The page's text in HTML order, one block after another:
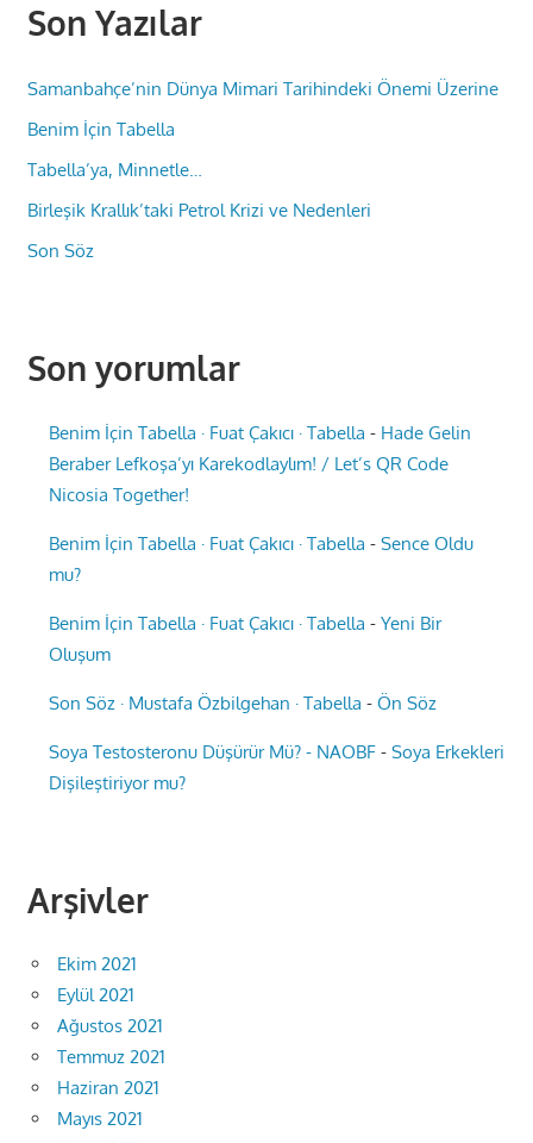
Son Yazılar
Samanbahçe’nin Dünya Mimari Tarihindeki Önemi Üzerine
Benim İçin Tabella
Tabella’ya, Minnetle…
Birleşik Krallık’taki Petrol Krizi ve Nedenleri
Son Söz
Son yorumlar
Benim İçin Tabella · Fuat Çakıcı · Tabella - Hade Gelin
Beraber Lefkoşa’yı Karekodlaylım! / Let’s QR Code
Nicosia Together!
Benim İçin Tabella · Fuat Çakıcı · Tabella -Sence Oldu
mu?
Benim İçin Tabella · Fuat Çakıcı · Tabella -Yeni Bir
Oluşum
Son Söz · Mustafa Özbilgehan · Tabella -Ön Söz
Soya Testosteronu Düşürür Mü? - NAOBF -Soya Erkekleri
Dişileştiriyor mu?
Arşivler
Ekim 2021
Eylül 2021
Ağustos 2021
Temmuz 2021
Haziran 2021
Mayıs 2021